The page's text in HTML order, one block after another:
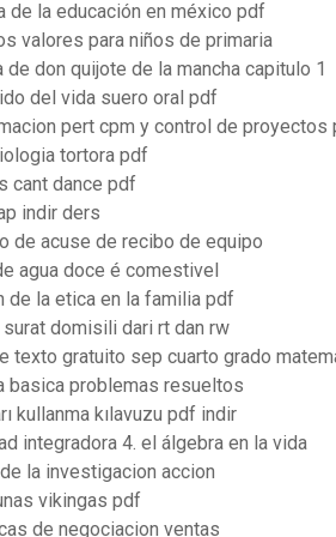
de la educación en méxico pdf
valores para niños de primaria
de don quijote de la mancha capitulo 1
del vida suero oral pdf
pert cpm y control de proyectos
tortora pdf
cant dance pdf
indir ders
de acuse de recibo de equipo
agua doce é comestivel
de la etica en la familia pdf
surat domisili dari rt dan rw
texto gratuito sep cuarto grado
basica problemas resueltos
kullanma kılavuzu pdf indir
integradora 4. el álgebra en la vida
la investigacion accion
vikingas pdf
de negociacion ventas